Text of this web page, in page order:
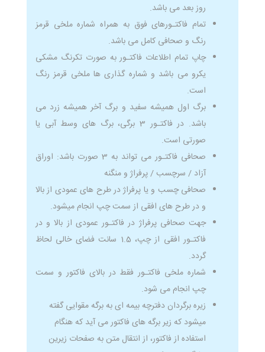
روز بعد می باشد.
تمام فاکتـورهای فوق به همراه شماره ملخی قرمز
رنگ و صحافی کامل می باشد.
چاپ تمام اطلاعات فاکتـور به صورت تکرنگ مشکی
یکرو می باشد و شماره گذاری ها ملخی قرمز رنگ
است.
برگ اول همیشه سفید و برگ آخر همیشه زرد می
باشد. در فاکتـور 3 برگی، برگ های وسط آبی یا
صورتی است.
صحافی فاکتـور می تواند به 3 صورت باشد: اوراق
آزاد / سرچسب / پرفراژ و منگنه
صحافی چسب و یا پرفراژ در طرح های عمودی از بالا
و در طرح های افقی از سمت چپ انجام میشود.
جهت صحافی پرفراژ در فاکتـور عمودی از بالا و در
فاکتـور افقی از چپ، 1.5 سانت فضای خالی لحاظ
گردد.
شماره ملخی فاکتـور فقط در بالای فاکتور و سمت
چپ انجام می شود.
زیره برگردان دفترچه بیمه ای به برگه مقوایی گفته
میشود که زیر برگه های فاکتور می آید که هنگام
استفاده از فاکتور، از انتقال متن به صفحات زیرین